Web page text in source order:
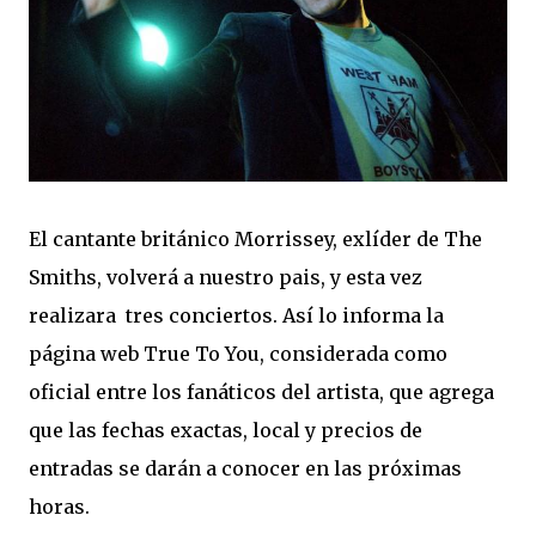
El cantante británico Morrissey, exlíder de The
Smiths, volverá a nuestro pais, y esta vez
realizara tres conciertos. Así lo informa la
página web True To You, considerada como
oficial entre los fanáticos del artista, que agrega
que las fechas exactas, local y precios de
entradas se darán a conocer en las próximas
horas.